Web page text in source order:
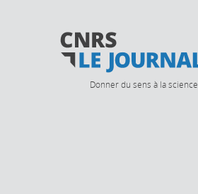
Donner du sens à la science